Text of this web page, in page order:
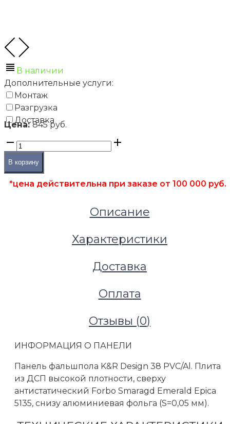
Фальшполы
Фальшпол из ДСП
Фальшпол из ДСП K&R Design (38 мм), верх
Ever FR 50004, снизу алюминиевая фольга 0.05мм
В наличии
Дополнительные услуги:
Монтаж
Разгрузка
Доставка
Цена:845 руб.
В корзину
*цена действительна при заказе от 100 000 руб.
Описание
Характеристики
Доставка
Оплата
Отзывы (0)
ИНФОРМАЦИЯ О ПАНЕЛИ
Панель фальшпола K&R Design 38 PVC/Al. Плита
из ДСП высокой плотности, сверху
антистатический Forbo Smaragd Emerald Epica
5135, снизу алюминиевая фольга (S=0,05 мм).